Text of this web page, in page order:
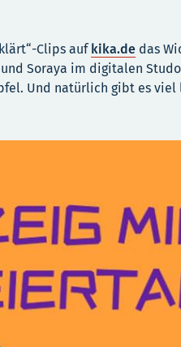
Clips auf kika.de das
Soraya im digitalen
Und natürlich gibt es viel